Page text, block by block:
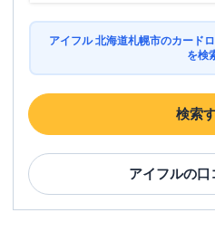
アイフル 北海道札幌市のカード
を検
検索
アイフルの口